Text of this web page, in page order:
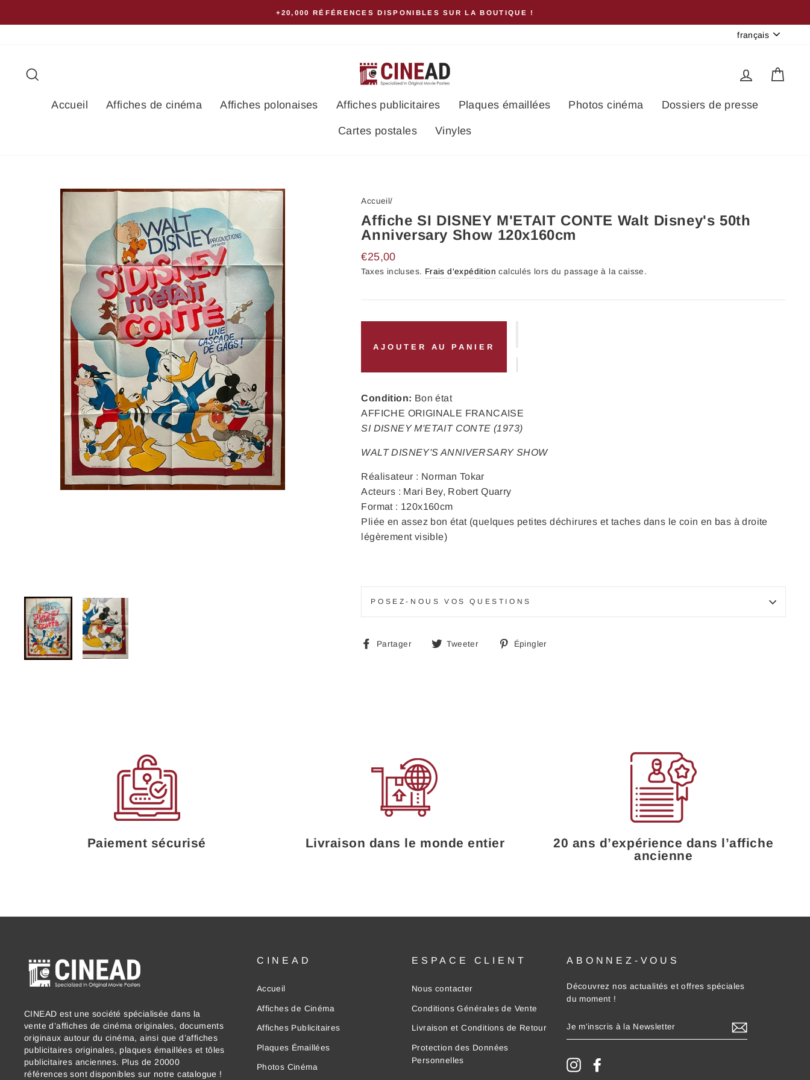
au
+20,000 RÉFÉRENCES DISPONIBLES SUR LA BOUTIQUE !
Langue
français
Se
Accueil Affiches de cinéma Affiches polonaises Affiches publicitaires Plaques émaillées Photos cinéma Dossiers de presse
Cartes postales Vinyles
Accueil/
Affiche SI DISNEY M'ETAIT CONTE Walt Disney's 50th
Anniversary Show 120x160cm
Prix
régulier
€25,00
Taxes incluses. Frais d'expédition calculés lors du passage à la caisse.
AJOUTER AU PANIER
Condition: Bon état
AFFICHE ORIGINALE FRANCAISE
SI DISNEY M'ETAIT CONTE (1973)
WALT DISNEY'S ANNIVERSARY SHOW
Réalisateur : Norman Tokar
Acteurs : Mari Bey, Robert Quarry
Format : 120x160cm
Pliée en assez bon état (quelques petites déchirures et taches dans le coin en bas à droite
légèrement visible)
POSEZ-NOUS VOS QUESTIONS
Partager
PartagerTweeter
TweeterÉpingler
Paiement sécurisé Livraison dans le monde entier
20 ans d’expérience dans l’affiche
ancienne
CINEAD est une société spécialisée dans la
vente d’affiches de cinéma originales, documents
originaux autour du cinéma, ainsi que d’affiches
publicitaires originales, plaques émaillées et tôles
publicitaires anciennes. Plus de 20000
références sont disponibles sur notre catalogue !
CINEAD
Accueil
Affiches de Cinéma
Affiches Publicitaires
Plaques Émaillées
Photos Cinéma
ESPACE CLIENT
Nous contacter
Conditions Générales de Vente
Livraison et Conditions de Retour
Protection des Données
Personnelles
ABONNEZ-VOUS
Découvrez nos actualités et offres spéciales
du moment !
M'INSCRIS
À
NEWSLETTER
Instagram